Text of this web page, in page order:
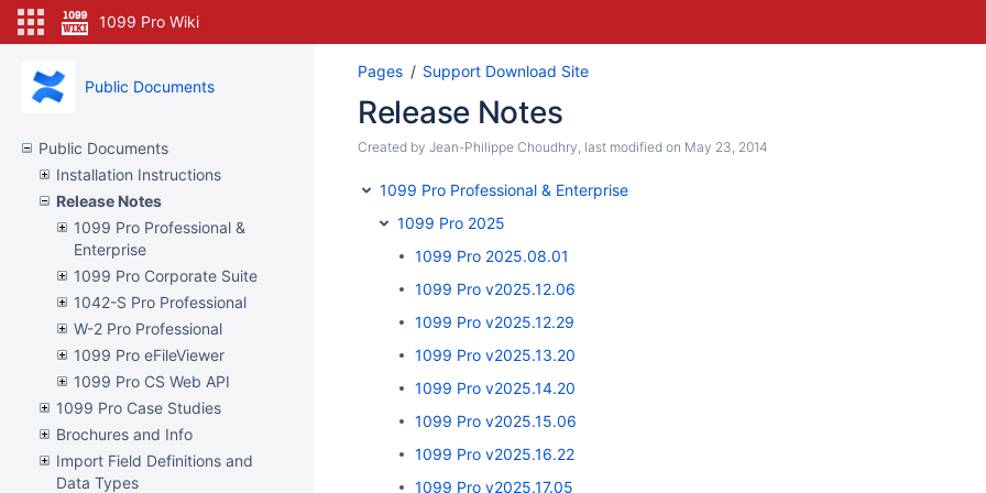
1099 Pro Wiki
Public Documents
Public Documents
Installation Instructions
Release Notes
1099 Pro Professional &
Enterprise
1099 Pro Corporate Suite
1042-S Pro Professional
W-2 Pro Professional
1099 Pro eFileViewer
1099 Pro CS Web API
1099 Pro Case Studies
Brochures and Info
Import Field Definitions and
Data Types
Pages Support Download Site
Release Notes
Created by Jean-Philippe Choudhry, last modified on May 23, 2014
1099 Pro Professional & Enterprise
1099 Pro 2025
1099 Pro 2025.08.01
1099 Pro v2025.12.06
1099 Pro v2025.12.29
1099 Pro v2025.13.20
1099 Pro v2025.14.20
1099 Pro v2025.15.06
1099 Pro v2025.16.22
1099 Pro v2025.17.05